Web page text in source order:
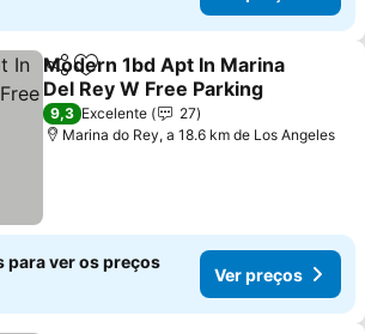
PartilharAdicionar aos favoritos
Modern 1bd Apt In Marina
Del Rey W Free Parking
Ver preços
9,3 Excelente
27
Marina do Rey, a 18.6 km de Los Angeles
para ver os preços
Ver preços